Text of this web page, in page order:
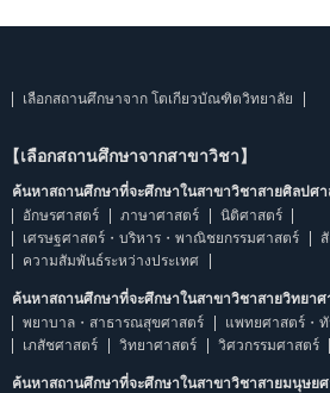
เลือกสถานศึกษาจาก โตเกียวบัณฑิตวิทยาลัย
【เลือกสถานศึกษาจากสาขาวิชา】
ค้นหาสถานศึกษาที่จะศึกษาในสาขาวิชาสายศิลปศา
อักษรศาสตร์
ภาษาศาสตร์
นิติศาสตร์
เศรษฐศาสตร์・บริหาร・พาณิชยกรรมศาสตร์
ความสัมพันธ์ระหว่างประเทศ
ค้นหาสถานศึกษาที่จะศึกษาในสาขาวิชาสายวิทยาศ
พยาบาล・สาธารณสุขศาสตร์
แพทยศาสตร์・
เภสัชศาสตร์
วิทยาศาสตร์ วิศวกรรมศาสตร์
ค้นหาสถานศึกษาที่จะศึกษาในสาขาวิชาสายมนุษย